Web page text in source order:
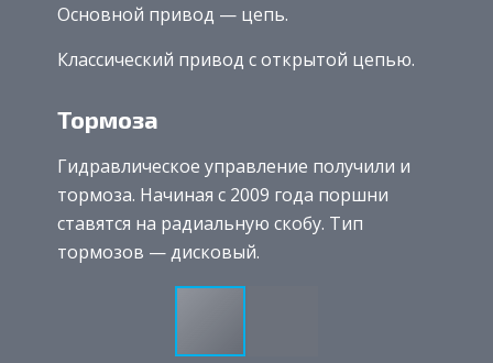
Основной привод — цепь.
Классический привод с открытой цепью.
Тормоза
Гидравлическое управление получили и
тормоза. Начиная с 2009 года поршни
ставятся на радиальную скобу. Тип
тормозов — дисковый.